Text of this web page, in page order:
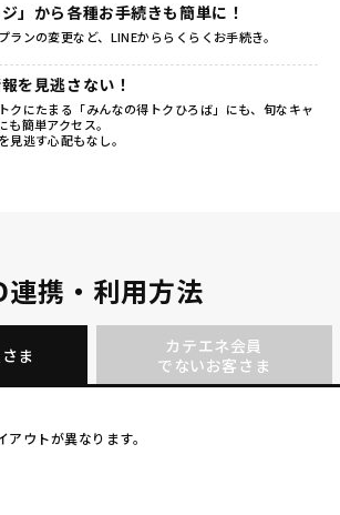
ジ」から各種お手続きも簡単に！
ランの変更など、LINEかららくらくお手続き。
を見逃さない！
クにたまる「みんなの得トクひろば」にも、旬なキャ
も簡単アクセス。
見逃す心配もなし。
連携・利用方法
ま
カテエネ会員
でないお客さま
ウトが異なります。